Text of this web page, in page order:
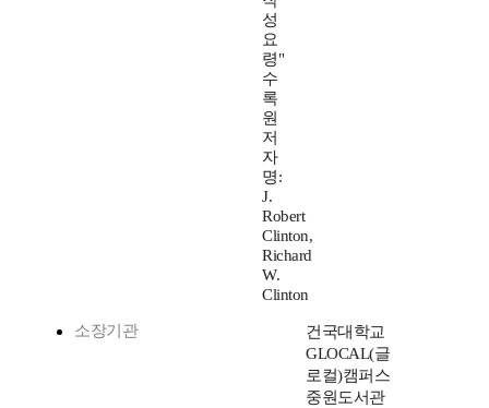
성
요
령"
수
록
원
저
자
명:
J.
Robert
Clinton,
Richard
W.
Clinton
소장기관
건국대학교
GLOCAL(글
로컬)캠퍼스
중원도서관